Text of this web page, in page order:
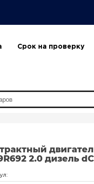
Срок на проверку
2.0 дизель